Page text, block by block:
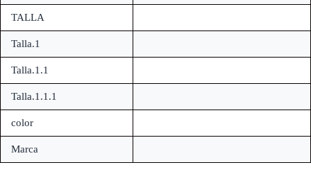
TALLA
Talla.1
Talla.1.1
Talla.1.1.1
color
Marca